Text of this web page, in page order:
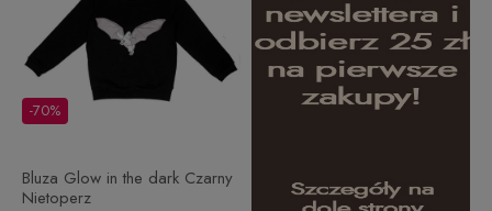
Bluza Glow in the dark Czarny
Nietoperz
-70%